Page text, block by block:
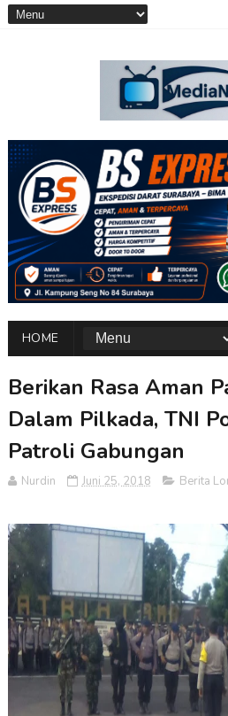
HOME
Berikan Rasa Aman
Dalam Pilkada, TNI
Patroli Gabungan
Nurdin Juni 25, 2018 Berita